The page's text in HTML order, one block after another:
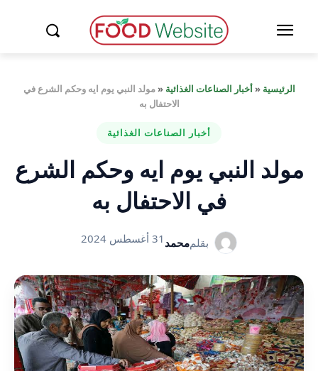
الرئيسية «أخبار الصناعات الغذائية «مولد النبي يوم ايه وحكم الشرع في
الاحتفال به
أخبار الصناعات الغذائية
مولد النبي يوم ايه وحكم الشرع
في الاحتفال به
بقلممحمد 31 أغسطس 2024